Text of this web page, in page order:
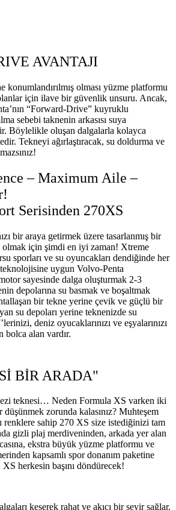
AVANTAJI
konumlandırılmış olması yüzme platformu
için ilave bir güvenlik unsuru. Ancak,
“Forward-Drive” kuyruklu
sebebi taknenin arkasısı suya
Böylelikle oluşan dalgalarla kolayca
Tekneyi ağırlaştıracak, su doldurma ve
– Maximum Aile –
Serisinden 270XS
bir araya getirmek üzere tasarlanmış bir
olmak için şimdi en iyi zaman! Xtreme
sporları ve su oyuncakları dendiğinde her
teknolojisine uygun Volvo-Penta
sayesinde dalga oluşturmak 2-3
depolarına su basmak ve boşaltmak
bir tekne yerine çevik ve güçlü bir
su depoları yerine teknenizde su
deniz oyucaklarınızı ve eşyalarınızı
bolca alan vardır.
BİR ARADA"
teknesi… Neden Formula XS varken iki
zorunda kalasınız? Muhteşem
renklere sahip 270 XS size istediğinizi tam
gizli plaj merdiveninden, arkada yer alan
ekstra büyük yüzme platformu ve
kapsamlı spor donanım paketine
herkesin başını döndürecek!
keserek rahat ve akıcı bir seyir sağlar.